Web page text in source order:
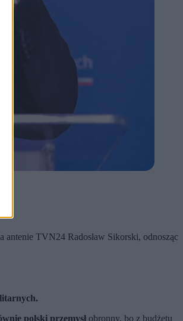
antenie TVN24 Radosław Sikorski, odnosząc
polski przemysł obronny, bo z budżetu